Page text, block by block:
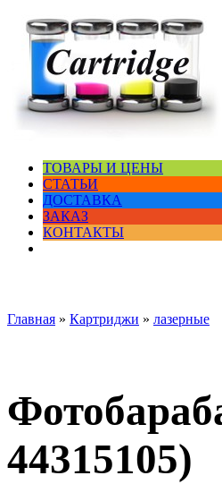
ТОВАРЫ И ЦЕНЫ
СТАТЬИ
ДОСТАВКА
ЗАКАЗ
КОНТАКТЫ
Главная » Картриджи » лазерные
44315105)